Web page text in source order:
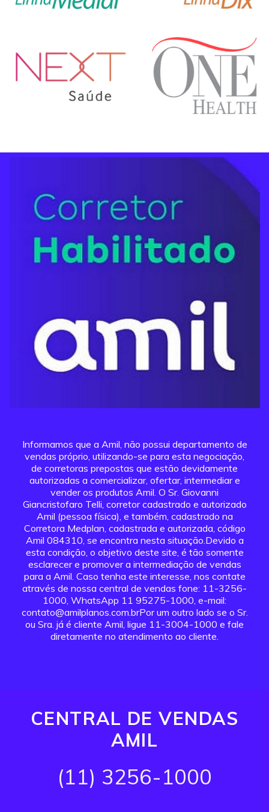
Informamos que a Amil, não possui departamento de
vendas próprio, utilizando-se para esta negociação,
de corretoras prepostas que estão devidamente
autorizadas a comercializar, ofertar, intermediar e
vender os produtos Amil. O Sr. Giovanni
Giancristofaro Telli, corretor cadastrado e autorizado
Amil (pessoa física), e também, cadastrado na
Corretora Medplan, cadastrada e autorizada, código
Amil 084310, se encontra nesta situação.Devido a
esta condição, o objetivo deste site, é tão somente
esclarecer e promover a intermediação de vendas
para a Amil. Caso tenha este interesse, nos contate
através de nossa central de vendas fone: 11-3256-
1000, WhatsApp 11 95275-1000, e-mail:
contato@amilplanos.com.brPor um outro lado se o Sr.
ou Sra. já é cliente Amil, ligue 11-3004-1000 e fale
diretamente no atendimento ao cliente.
CENTRAL DE VENDAS
AMIL
(11) 3256-1000